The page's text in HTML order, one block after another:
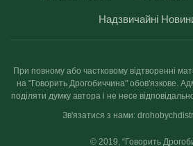
Надзвичайні
При повному або частковому відтворенні
на "Говорить Дрогобиччина" обов'язкове.
поділяти думку автора і не несе
Зв'язатися з нами:
© 2019, “Говорить